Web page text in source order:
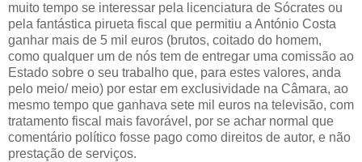
muito tempo se interessar pela licenciatura de Sócrates ou
pela fantástica pirueta fiscal que permitiu a António Costa
ganhar mais de 5 mil euros (brutos, coitado do homem,
como qualquer um de nós tem de entregar uma comissão ao
Estado sobre o seu trabalho que, para estes valores, anda
pelo meio/ meio) por estar em exclusividade na Câmara, ao
mesmo tempo que ganhava sete mil euros na televisão, com
tratamento fiscal mais favorável, por se achar normal que
comentário político fosse pago como direitos de autor, e não
prestação de serviços.